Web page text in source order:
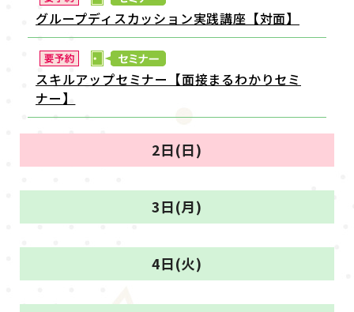
グループディスカッション実践講座【対面】
スキルアップセミナー【面接まるわかりセミ
ナー】
2日(日)
3日(月)
4日(火)